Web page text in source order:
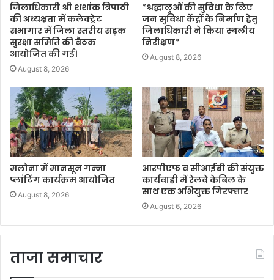
जिलाधिकारी श्री शशांक त्रिपाठी
की अध्यक्षता में कलेक्ट्रेट
सभागार में जिला स्तरीय सड़क
सुरक्षा समिति की बैठक
आयोजित की गई।
August 8, 2026
*श्रद्धालुओं की सुविधा के लिए
जन सुविधा केंद्रों के निर्माण हेतु
जिलाधिकारी ने किया स्थलीय
निरीक्षण*
August 8, 2026
मलौना में मानसून गन्ना
प्लांटिंग कार्यक्रम आयोजित
August 8, 2026
आरपीएफ व सीआईबी की संयुक्त
कार्यवाही में रेलवे केबिल के
साथ एक अभियुक्त गिरफ्तार
August 6, 2026
ताजा समाचार